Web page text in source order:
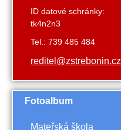
ID datové schránky:
tk4n2n3
Tel.: 739 485 484
reditel@zstrebonin.cz
Fotoalbum
Mateřská škola